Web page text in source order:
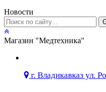
Новости
Магазин "Медтехника"
г. Владикавказ ул.